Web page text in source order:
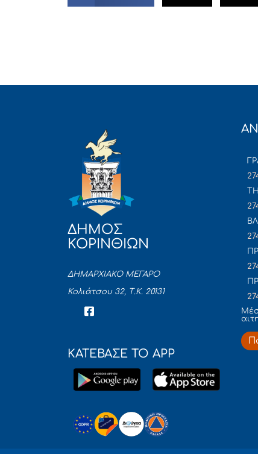
ΔΗΜΟΣ
ΚΟΡΙΝΘΙΩΝ
ΔΗΜΑΡΧΙΑΚΟ ΜΕΓΑΡΟ
Κολιάτσου 32, Τ.Κ. 20131
ΚΑΤΕΒΑΣΕ ΤΟ APP